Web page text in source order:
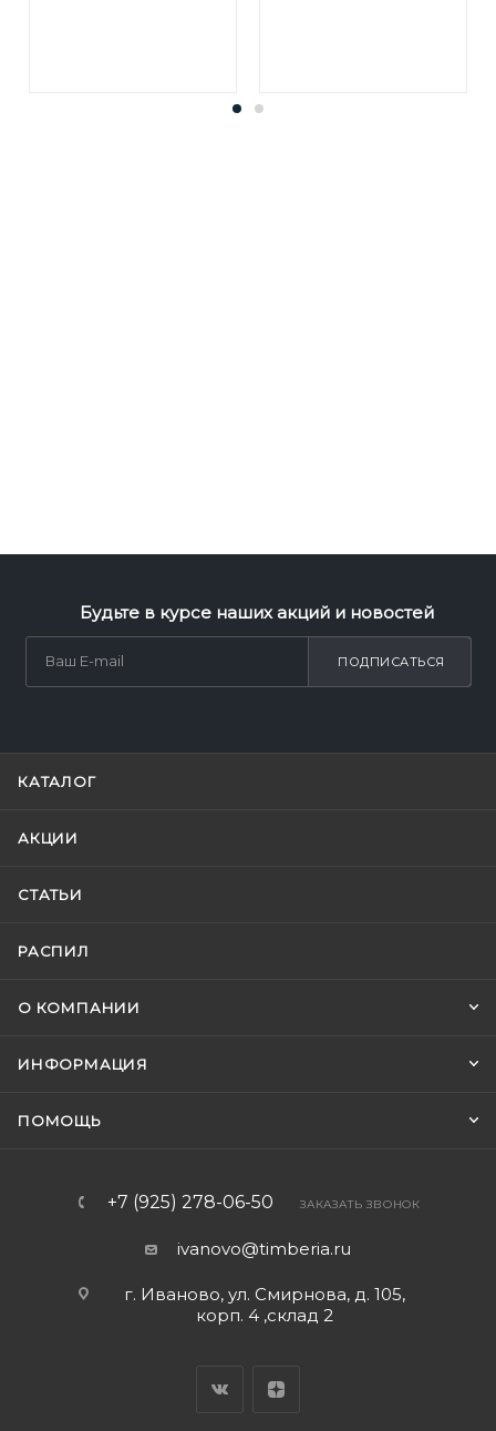
Будьте в курсе наших акций и новостей
ПОДПИСАТЬСЯ
КАТАЛОГ
АКЦИИ
СТАТЬИ
РАСПИЛ
О КОМПАНИИ
ИНФОРМАЦИЯ
ПОМОЩЬ
+7 (925) 278-06-50 ЗАКАЗАТЬ ЗВОНОК
ivanovo@timberia.ru
г. Иваново, ул. Смирнова, д. 105,
корп. 4 ,склад 2